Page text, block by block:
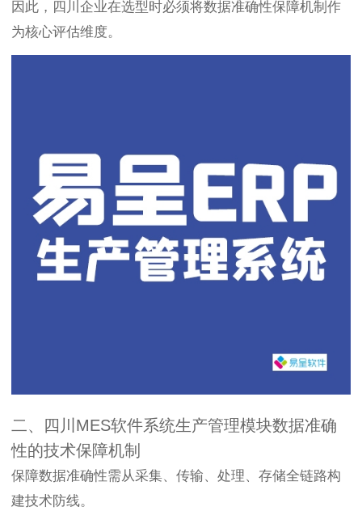
因此，四川企业在选型时必须将数据准确性保障机制作
为核心评估维度。
二、四川MES软件系统生产管理模块数据准确
性的技术保障机制
保障数据准确性需从采集、传输、处理、存储全链路构
建技术防线。